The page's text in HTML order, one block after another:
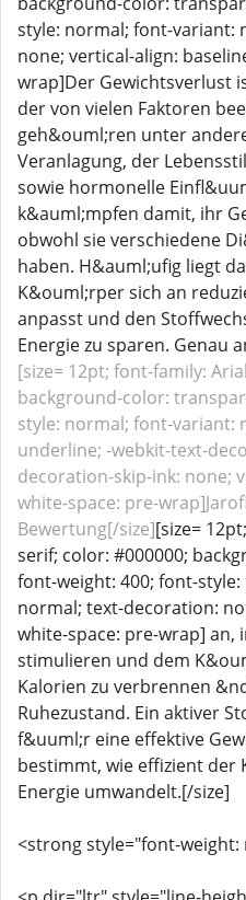
style: normal; font-variant:
none; vertical-align:
wrap]Der Gewichtsverlust
der von vielen Faktoren
geh&ouml;ren unter
Veranlagung, der
sowie hormonelle
k&auml;mpfen damit, ihr
obwohl sie verschiedene
haben. H&auml;ufig liegt
K&ouml;rper sich an
anpasst und den
Energie zu sparen. Genau
[size= 12pt; font-family:
background-color:
style: normal; font-variant:
underline; -webkit-text-
decoration-skip-ink: none;
white-space: pre-
Bewertung[/size][size=
serif; color: #000000;
font-weight: 400; font-
normal; text-decoration:
white-space: pre-wrap] an,
stimulieren und dem
Kalorien zu verbrennen
Ruhezustand. Ein aktiver
f&uuml;r eine effektive
bestimmt, wie effizient der
Energie umwandelt.[/size]
<strong style="font-weight: